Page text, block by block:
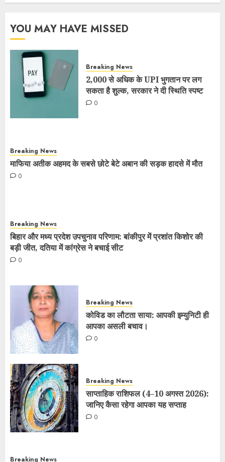
YOU MAY HAVE MISSED
Breaking News
2,000 से अधिक के UPI भुगतान पर लग
सकता है शुल्क, सरकार ने दी स्थिति स्पष्ट
0
Breaking News
माफिया अतीक अहमद के सबसे छोटे बेटे अबान की सड़क हादसे में मौत
0
Breaking News
बिहार और मध्य प्रदेश उपचुनाव परिणाम: बांकीपुर में प्रशांत किशोर की
बड़ी जीत, दतिया में कांग्रेस ने बचाई सीट
0
Breaking News
कोविड का लौटता साया: आपकी इम्युनिटी ही
आपका असली बचाव।
0
Breaking News
साप्ताहिक राशिफल (4–10 अगस्त 2026):
जानिए कैसा रहेगा आपका यह सप्ताह
0
Breaking News